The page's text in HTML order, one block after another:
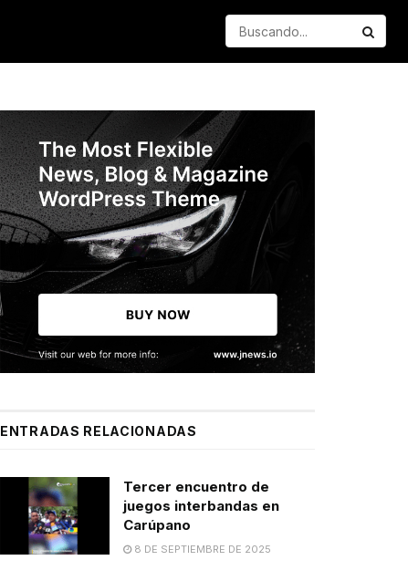
ENTRADAS RELACIONADAS
Tercer encuentro de
juegos interbandas en
Carúpano
8 DE SEPTIEMBRE DE 2025